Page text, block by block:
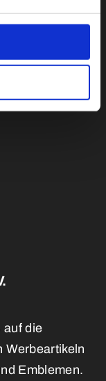
auf die
Werbeartikeln
Emblemen.